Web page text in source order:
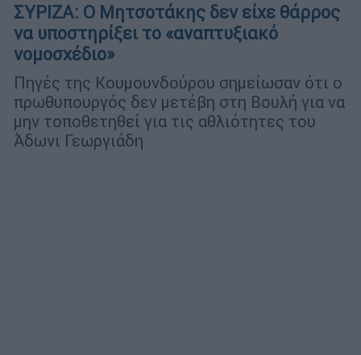
ΣΥΡΙΖΑ: Ο Μητσοτάκης δεν είχε θάρρος
να υποστηρίξει το «αναπτυξιακό
νομοσχέδιο»
Πηγές της Κουμουνδούρου σημείωσαν ότι ο
πρωθυπουργός δεν μετέβη στη Βουλή για να
μην τοποθετηθεί για τις αθλιότητες του
Άδωνι Γεωργιάδη